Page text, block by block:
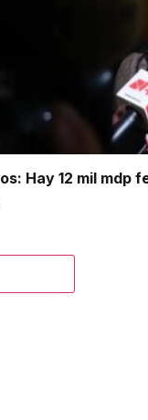
Hay 12 mil mdp